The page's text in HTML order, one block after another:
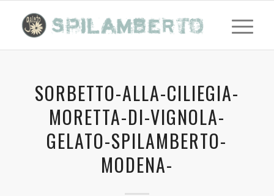
SORBETTO-ALLA-CILIEGIA-
MORETTA-DI-VIGNOLA-
GELATO-SPILAMBERTO-
MODENA-